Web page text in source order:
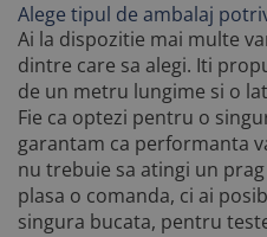
Alege tipul de ambalaj
Ai la dispozitie mai multe
dintre care sa alegi. Iti
de un metru lungime si o
Fie ca optezi pentru o
garantam ca performanta
nu trebuie sa atingi un
plasa o comanda, ci ai
singura bucata, pentru